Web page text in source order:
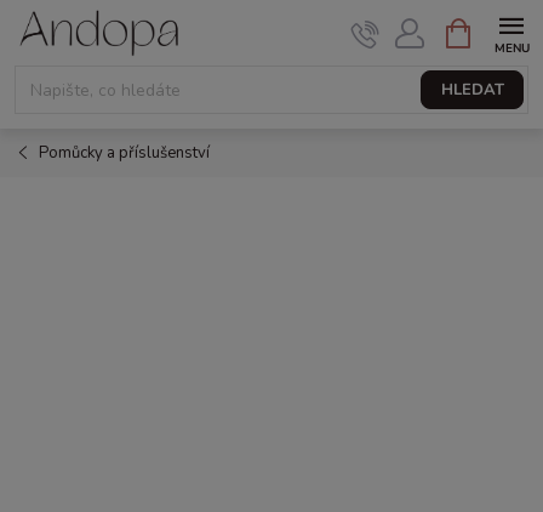
Přejít
HLEDAT
NÁKUPNÍ
KOŠÍK
Pomůcky a příslušenství